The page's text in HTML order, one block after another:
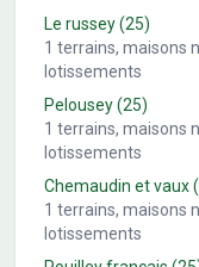
Le russey(25)
1 terrains, maisons
lotissements
Pelousey(25)
1 terrains, maisons
lotissements
Chemaudin et vaux
1 terrains, maisons
lotissements